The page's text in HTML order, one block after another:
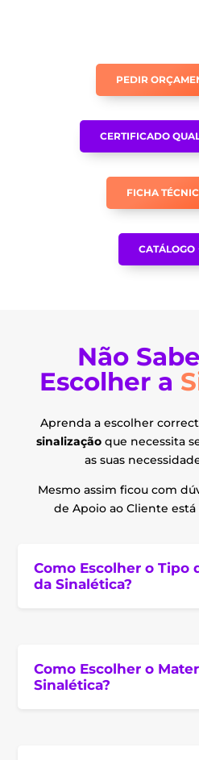
CAPACETE
PEDIR
CERTIFICADO
FICHA
CATÁLOGO
Não
Escolher a
Aprenda a escolher
sinalização que necessita
as suas
Mesmo assim ficou com
de Apoio ao Cliente está
Como Escolher o Tipo
da Sinalética?
Como Escolher o
Sinalética?